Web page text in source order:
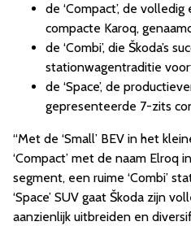
de ‘Compact’, de
compacte Karoq,
de ‘Combi’, die Škoda’s
stationwagentraditie
de ‘Space’, de
gepresenteerde 7-zits
“Met de ‘Small’ BEV in het
‘Compact’ met de naam Elroq
segment, een ruime ‘Combi’
‘Space’ SUV gaat Škoda zijn
aanzienlijk uitbreiden en